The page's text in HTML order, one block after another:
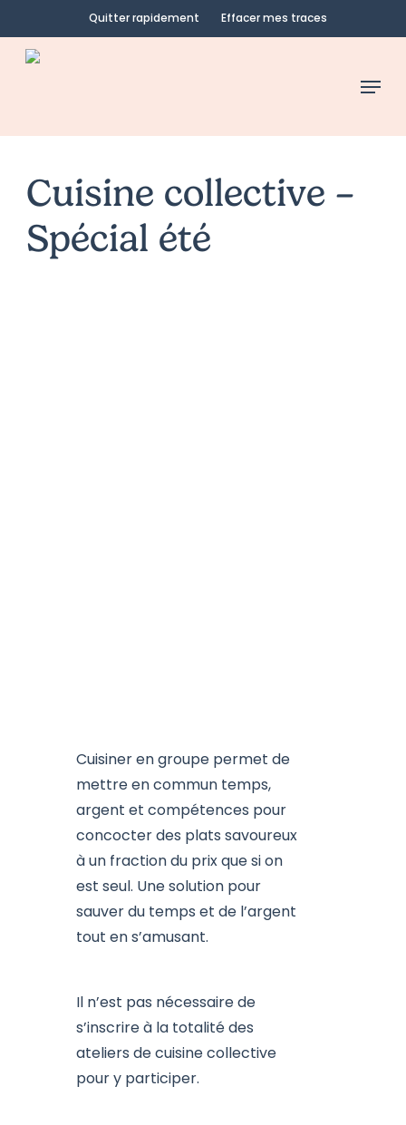
to
main
Quitter rapidement Effacer mes traces
Menu
Cuisine collective –
Spécial été
Cuisiner en groupe permet de
mettre en commun temps,
argent et compétences pour
concocter des plats savoureux
à un fraction du prix que si on
est seul. Une solution pour
sauver du temps et de l’argent
tout en s’amusant.
Il n’est pas nécessaire de
s’inscrire à la totalité des
ateliers de cuisine collective
pour y participer.